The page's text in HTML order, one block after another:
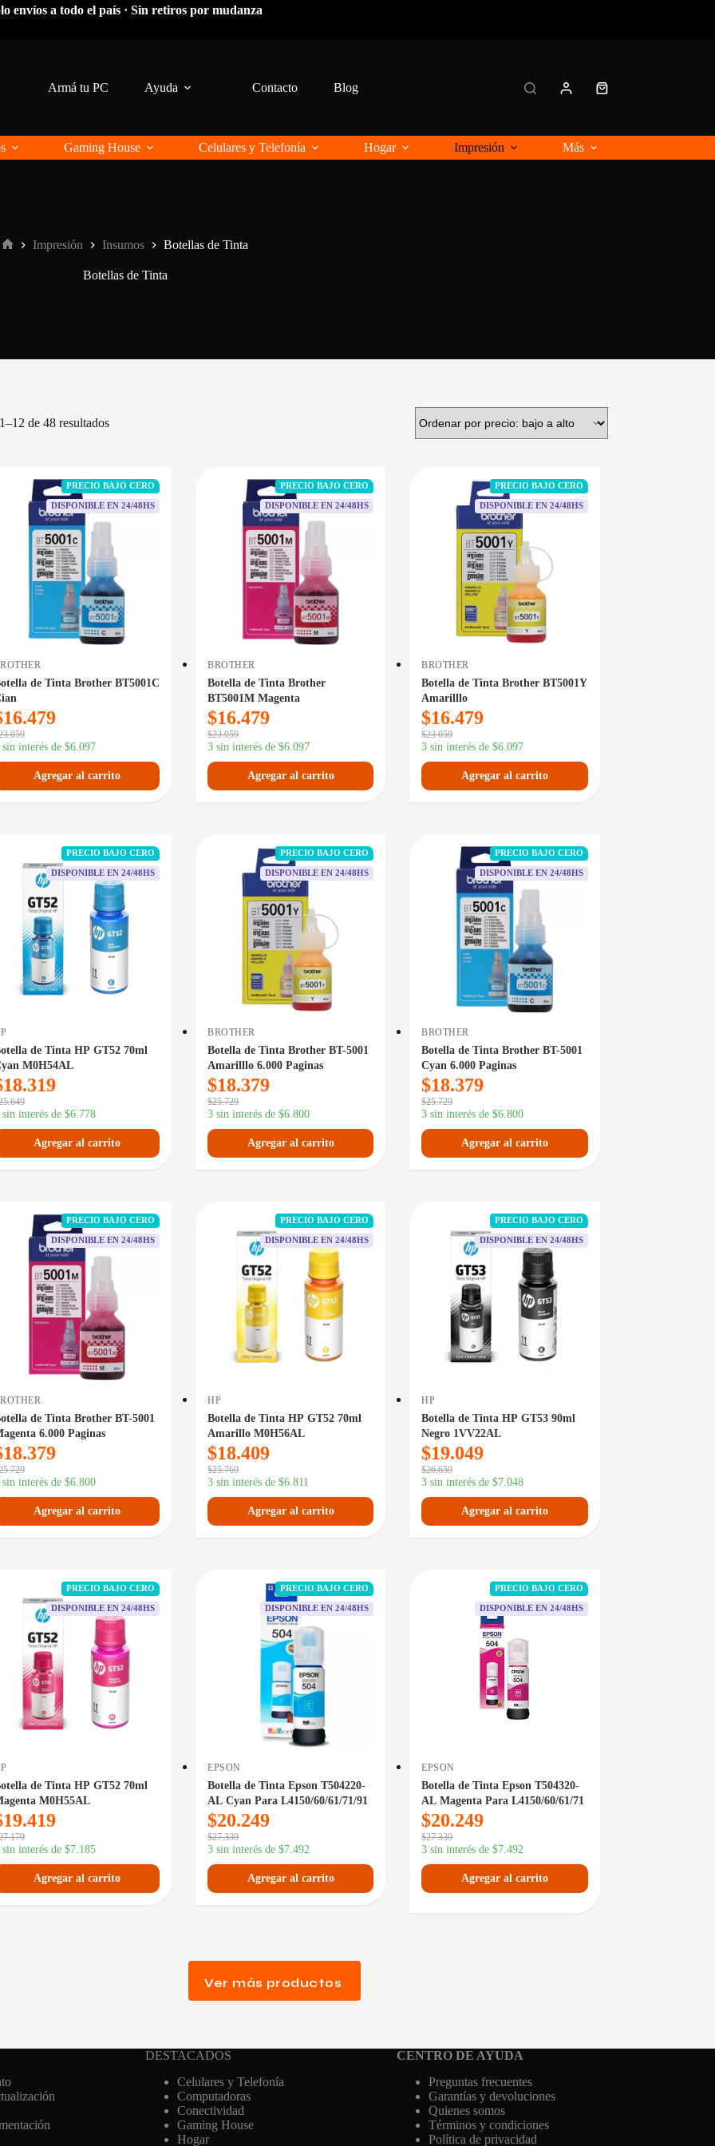
envíos a todo el país · Sin retiros por mudanza
Armá tu PC Ayuda Contacto Blog
Carro
Gaming House Celulares y Telefonía Hogar Impresión Más
Impresión Insumos Botellas de Tinta
Botellas de Tinta
de 48 resultadosSorted
to
high
PRECIO BAJO CERO
DISPONIBLE EN 24/48HS
de Tinta Brother BT5001C
16.479
sin interés de $6.097
Agregar al carrito
PRECIO BAJO CERO
DISPONIBLE EN 24/48HS
BROTHER
Botella de Tinta Brother
BT5001M Magenta
$16.479
$23.059
3 sin interés de$6.097
Agregar al carrito
PRECIO BAJO CERO
DISPONIBLE EN 24/48HS
BROTHER
Botella de Tinta Brother BT5001Y
Amarilllo
$16.479
$23.059
3 sin interés de$6.097
Agregar al carrito
PRECIO BAJO CERO
DISPONIBLE EN 24/48HS
de Tinta HP GT52 70ml
M0H54AL
18.319
sin interés de $6.778
Agregar al carrito
PRECIO BAJO CERO
DISPONIBLE EN 24/48HS
BROTHER
Botella de Tinta Brother BT-5001
Amarilllo 6.000 Paginas
$18.379
$25.729
3 sin interés de$6.800
Agregar al carrito
PRECIO BAJO CERO
DISPONIBLE EN 24/48HS
BROTHER
Botella de Tinta Brother BT-5001
Cyan 6.000 Paginas
$18.379
$25.729
3 sin interés de$6.800
Agregar al carrito
PRECIO BAJO CERO
DISPONIBLE EN 24/48HS
de Tinta Brother BT-5001
6.000 Paginas
18.379
sin interés de $6.800
Agregar al carrito
PRECIO BAJO CERO
DISPONIBLE EN 24/48HS
HP
Botella de Tinta HP GT52 70ml
Amarillo M0H56AL
$18.409
$25.769
3 sin interés de$6.811
Agregar al carrito
PRECIO BAJO CERO
DISPONIBLE EN 24/48HS
HP
Botella de Tinta HP GT53 90ml
Negro 1VV22AL
$19.049
$26.659
3 sin interés de$7.048
Agregar al carrito
PRECIO BAJO CERO
DISPONIBLE EN 24/48HS
de Tinta HP GT52 70ml
M0H55AL
19.419
sin interés de $7.185
Agregar al carrito
PRECIO BAJO CERO
DISPONIBLE EN 24/48HS
EPSON
Botella de Tinta Epson T504220-
AL Cyan Para L4150/60/61/71/91
$20.249
$27.339
3 sin interés de$7.492
Agregar al carrito
PRECIO BAJO CERO
DISPONIBLE EN 24/48HS
EPSON
Botella de Tinta Epson T504320-
AL Magenta Para L4150/60/61/71
$20.249
$27.339
3 sin interés de$7.492
Agregar al carrito
Ver más productos
DESTACADOS
Celulares y Telefonía
Computadoras
Conectividad
Gaming House
Hogar
CENTRO DE AYUDA
Preguntas frecuentes
Garantías y devoluciones
Quienes somos
Términos y condiciones
Política de privacidad